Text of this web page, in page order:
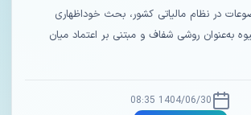
در نظام مالیاتی کشور، بحث خوداظهاری
به‌عنوان روشی شفاف و مبتنی بر اعتماد میان
1404/06/30 08:35